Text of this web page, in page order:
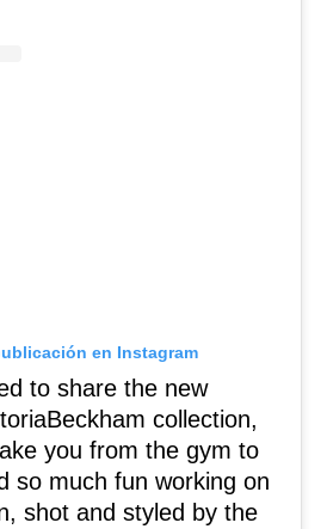
en Instagram
to share the new
collection,
you from the gym to
so much fun working on
shot and styled by the